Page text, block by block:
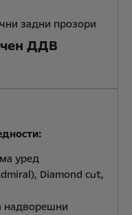
задни прозори
ДДВ
уред
Diamond cut,
надворешни